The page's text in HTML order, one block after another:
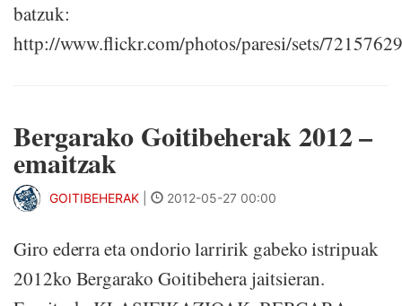
batzuk:
http://www.flickr.com/photos/paresi/sets/
Bergarako Goitibeherak 2012 –
emaitzak
GOITIBEHERAK 2012-05-27 00:00
Giro ederra eta ondorio larririk gabeko istripuak
2012ko Bergarako Goitibehera jaitsieran.